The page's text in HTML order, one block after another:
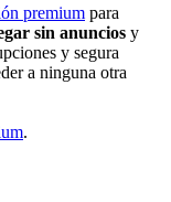
premium para
sin anuncios y
y segura
a ninguna otra
.